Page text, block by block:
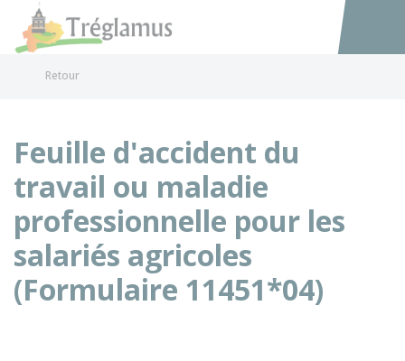
Accéder
Retour
Feuille d'accident du
travail ou maladie
professionnelle pour les
salariés agricoles
(Formulaire 11451*04)